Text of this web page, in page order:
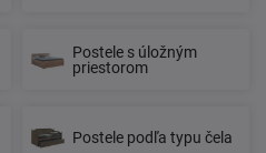
Postele s úložným
priestorom
Postele podľa typu čela